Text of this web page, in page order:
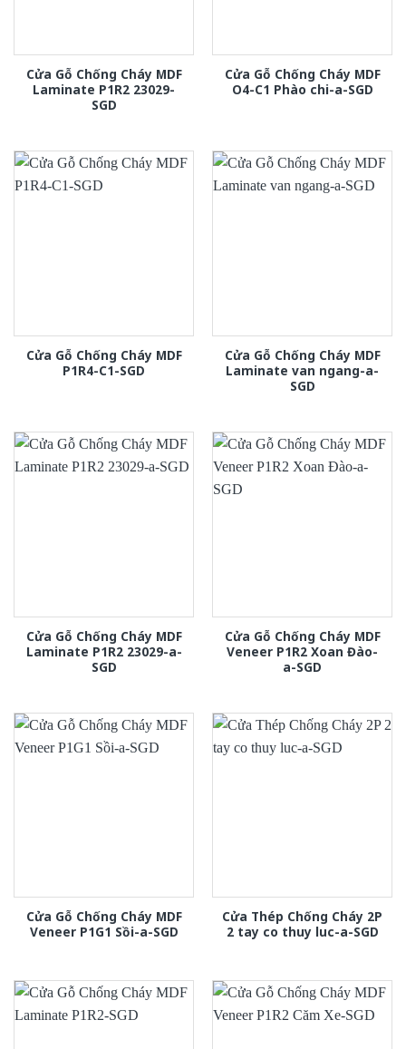
Cửa Gỗ Chống Cháy MDF
Laminate P1R2 23029-
SGD
Cửa Gỗ Chống Cháy MDF
O4-C1 Phào chi-a-SGD
Cửa Gỗ Chống Cháy MDF
P1R4-C1-SGD
Cửa Gỗ Chống Cháy MDF
Laminate van ngang-a-
SGD
Cửa Gỗ Chống Cháy MDF
Laminate P1R2 23029-a-
SGD
Cửa Gỗ Chống Cháy MDF
Veneer P1R2 Xoan Đào-
a-SGD
Cửa Gỗ Chống Cháy MDF
Veneer P1G1 Sồi-a-SGD
Cửa Thép Chống Cháy 2P
2 tay co thuy luc-a-SGD